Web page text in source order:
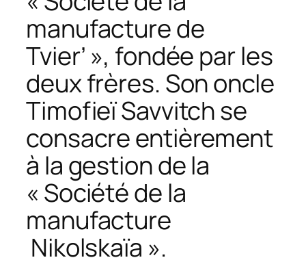
manufacture de
Tvier’ », fondée par les
deux frères. Son oncle
Timofieï Savvitch se
consacre entièrement
à la gestion de la
« Société de la
manufacture
Nikolskaïa ».